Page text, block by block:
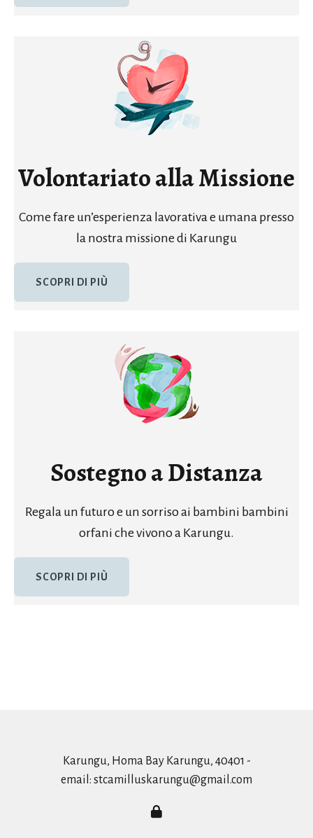
Volontariato alla Missione
Come fare un’esperienza lavorativa e umana presso
la nostra missione di Karungu
SCOPRI DI PIÙ
Sostegno a Distanza
Regala un futuro e un sorriso ai bambini bambini
orfani che vivono a Karungu.
SCOPRI DI PIÙ
Karungu, Homa Bay Karungu, 40401 -
email: stcamilluskarungu@gmail.com